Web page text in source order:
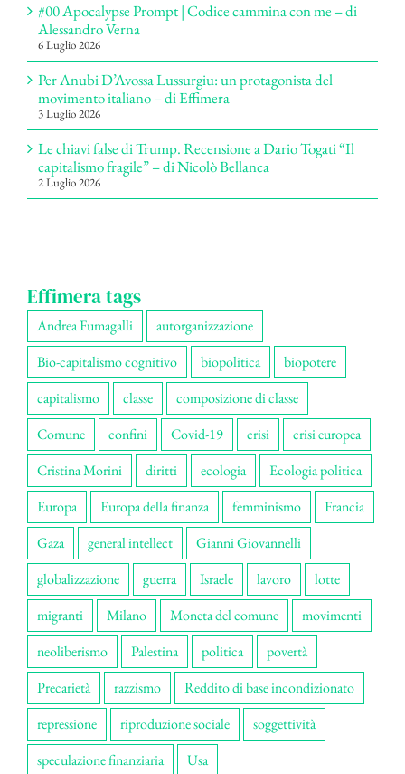
#00 Apocalypse Prompt | Codice cammina con me – di
Alessandro Verna
6 Luglio 2026
Per Anubi D’Avossa Lussurgiu: un protagonista del
movimento italiano – di Effimera
3 Luglio 2026
Le chiavi false di Trump. Recensione a Dario Togati “Il
capitalismo fragile” – di Nicolò Bellanca
2 Luglio 2026
Effimera tags
Andrea Fumagalli
autorganizzazione
Bio-capitalismo cognitivo
biopolitica
biopotere
capitalismo
classe
composizione di classe
Comune
confini Covid-19 crisi
crisi europea
Cristina Morini
diritti ecologia
Ecologia politica
Europa
Europa della finanza femminismo
Francia
Gaza
general intellect
Gianni Giovannelli
globalizzazione
guerra Israele lavoro
lotte
migranti
Milano Moneta del comune
movimenti
neoliberismo
Palestina politica
povertà
Precarietà
razzismo
Reddito di base incondizionato
repressione
riproduzione sociale
soggettività
speculazione finanziaria
Usa